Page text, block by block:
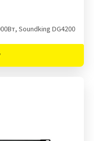
Soundking DG4200